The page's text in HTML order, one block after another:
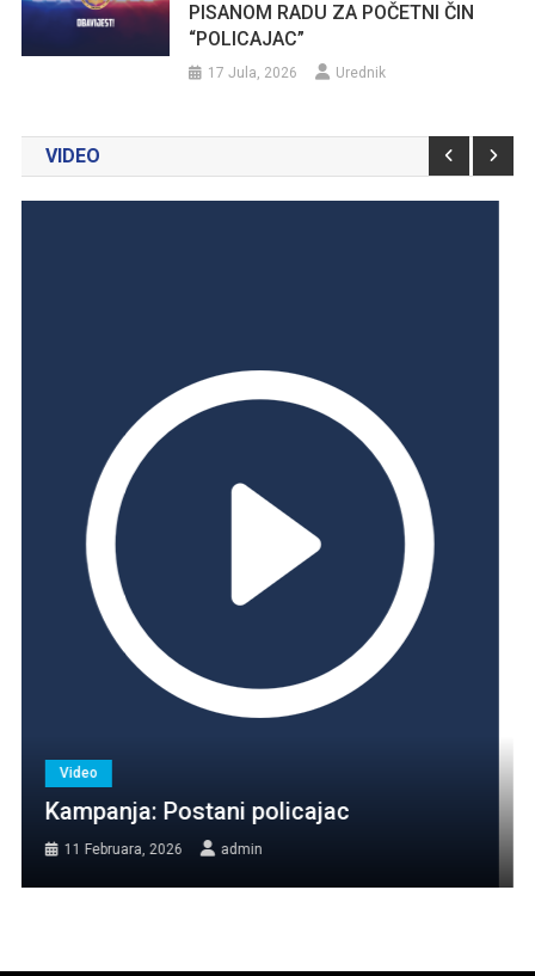
PISANOM RADU ZA POČETNI ČIN
“POLICAJAC”
17 Jula, 2026 Urednik
VIDEO
Sanel Jušić dobitnik prestižnog priznanja
Zlatna policijska značka
24 Jula, 2023 admin